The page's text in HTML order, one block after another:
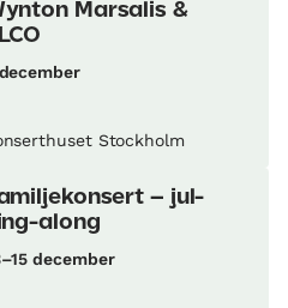
Marsalis &
Stockholm
– jul-
along
december